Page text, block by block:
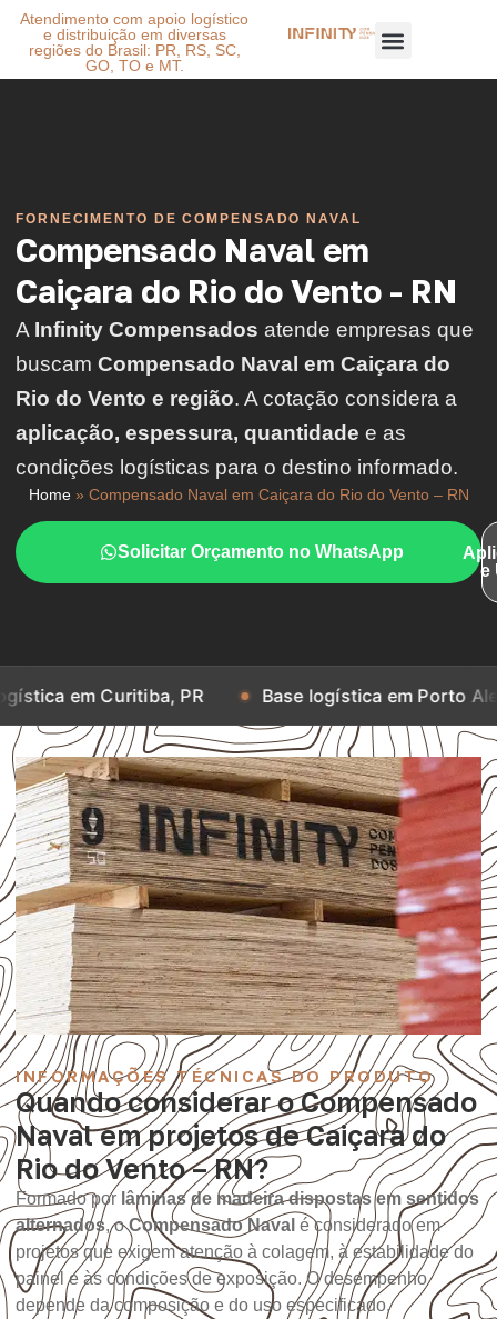
Atendimento com apoio logístico
e distribuição em diversas
regiões do Brasil: PR, RS, SC,
GO, TO e MT.
FORNECIMENTO DE COMPENSADO NAVAL
Compensado Naval em
Caiçara do Rio do Vento - RN
A Infinity Compensados atende empresas que
buscam Compensado Naval em Caiçara do
Rio do Vento e região. A cotação considera a
aplicação, espessura, quantidade e as
condições logísticas para o destino informado.
Home» Compensado Naval em Caiçara do Rio do Vento – RN
Solicitar Orçamento no WhatsApp
e
PR Base logística em Porto Alegre, RS
INFORMAÇÕES TÉCNICAS DO PRODUTO
Quando considerar o Compensado
Naval em projetos de Caiçara do
Rio do Vento – RN?
Formado por lâminas de madeira dispostas em sentidos
alternados, oCompensado Naval é considerado em
projetos que exigem atenção à colagem, à estabilidade do
painel e às condições de exposição. O desempenho
depende da composição e do uso especificado.